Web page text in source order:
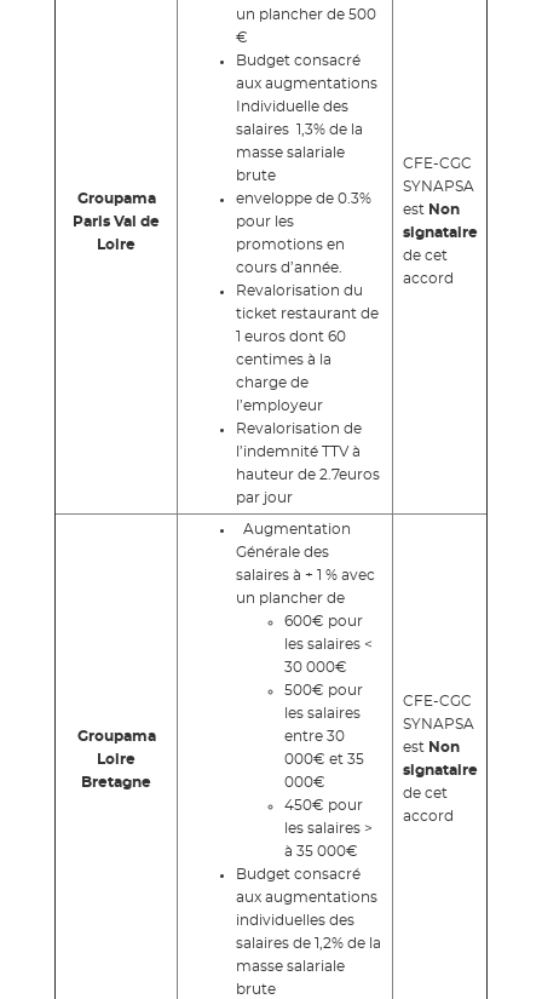
Groupama
Paris Val de
Loire
un plancher de 500
€
Budget consacré
aux augmentations
Individuelle des
salaires 1,3% de la
masse salariale
brute
enveloppe de 0.3%
pour les
promotions en
cours d’année.
Revalorisation du
ticket restaurant de
1 euros dont 60
centimes à la
charge de
l’employeur
Revalorisation de
l’indemnité TTV à
hauteur de 2.7euros
par jour
CFE-CGC
SYNAPSA
est Non
signataire
de cet
accord
Groupama
Loire
Bretagne
Augmentation
Générale des
salaires à + 1 % avec
un plancher de
600€ pour
les salaires <
30 000€
500€ pour
les salaires
entre 30
000€ et 35
000€
450€ pour
les salaires >
à 35 000€
Budget consacré
aux augmentations
individuelles des
salaires de 1,2% de la
masse salariale
brute
CFE-CGC
SYNAPSA
est Non
signataire
de cet
accord